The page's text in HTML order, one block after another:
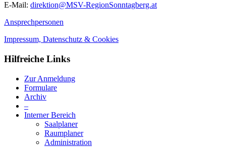
E-Mail: direktion@MSV-RegionSonntagberg.at
Ansprechpersonen
Impressum, Datenschutz & Cookies
Hilfreiche Links
Zur Anmeldung
Formulare
Archiv
–
Interner Bereich
Saalplaner
Raumplaner
Administration